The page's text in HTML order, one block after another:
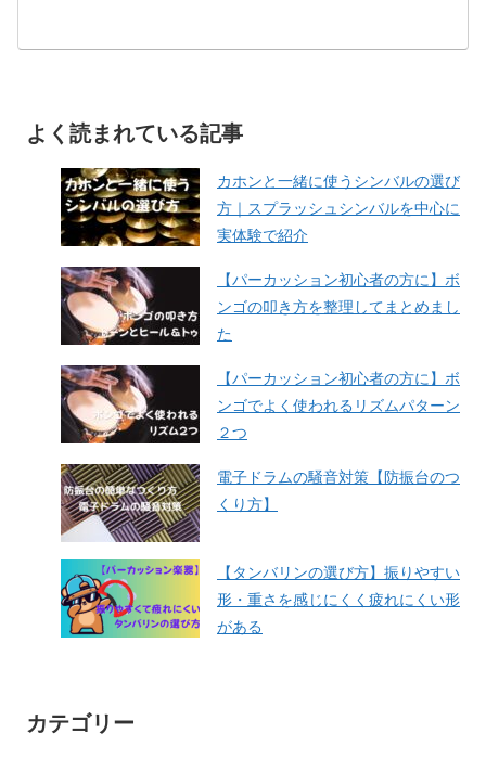
よく読まれている記事
カホンと一緒に使うシンバルの選び
方｜スプラッシュシンバルを中心に
実体験で紹介
【パーカッション初心者の方に】ボ
ンゴの叩き方を整理してまとめまし
た
【パーカッション初心者の方に】ボ
ンゴでよく使われるリズムパターン
２つ
電子ドラムの騒音対策【防振台のつ
くり方】
【タンバリンの選び方】振りやすい
形・重さを感じにくく疲れにくい形
がある
カテゴリー